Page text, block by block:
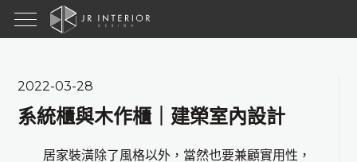
2022-03-28
系統櫃與木作櫃｜建榮室內設計
居家裝潢除了風格以外，當然也要兼顧實用性，